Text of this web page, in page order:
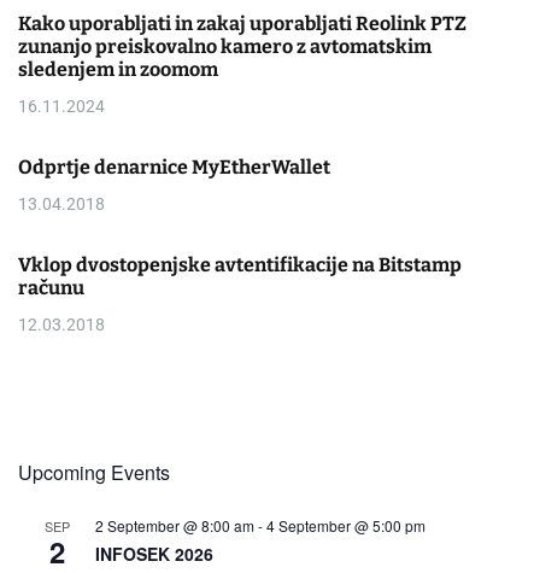
Kako uporabljati in zakaj uporabljati Reolink PTZ
zunanjo preiskovalno kamero z avtomatskim
sledenjem in zoomom
16.11.2024
Odprtje denarnice MyEtherWallet
13.04.2018
Vklop dvostopenjske avtentifikacije na Bitstamp
računu
12.03.2018
Upcoming Events
SEP
2
2 September @ 8:00 am-4 September @ 5:00 pm
INFOSEK 2026